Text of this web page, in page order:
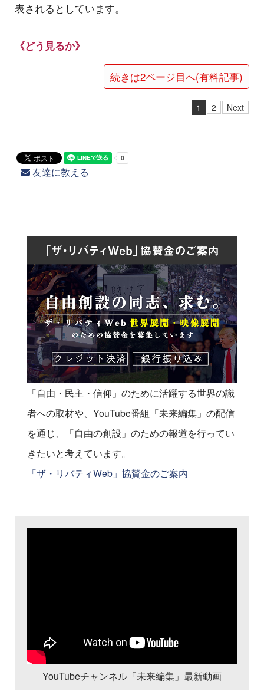
表されるとしています。
《どう見るか》
続きは2ページ目へ(有料記事)
1 2 Next
友達に教える
「自由・民主・信仰」のために活躍する世界の識
者への取材や、YouTube番組「未来編集」の配信
を通じ、「自由の創設」のための報道を行ってい
きたいと考えています。
「ザ・リバティWeb」協賛金のご案内
YouTubeチャンネル「未来編集」最新動画